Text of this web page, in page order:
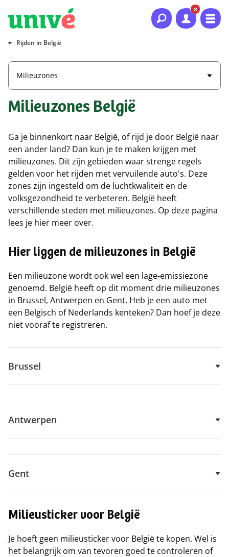
Naar hoofdinhoud
Naar hoofdnavigatie
Naar footer
Rijden in België
Milieuzones
Milieuzones België
Ga je binnenkort naar België, of rijd je door België naar
een ander land? Dan kun je te maken krijgen met
milieuzones. Dit zijn gebieden waar strenge regels
gelden voor het rijden met vervuilende auto's. Deze
zones zijn ingesteld om de luchtkwaliteit en de
volksgezondheid te verbeteren. België heeft
verschillende steden met milieuzones. Op deze pagina
lees je hier meer over.
Hier liggen de milieuzones in België
Een milieuzone wordt ook wel een lage-emissiezone
genoemd. België heeft op dit moment drie milieuzones
in Brussel, Antwerpen en Gent. Heb je een auto met
een Belgisch of Nederlands kenteken? Dan hoef je deze
niet vooraf te registreren.
Brussel
Antwerpen
Gent
Milieusticker voor België
Je hoeft geen milieusticker voor België te kopen. Wel is
het belangrijk om van tevoren goed te controleren of